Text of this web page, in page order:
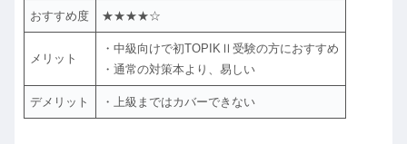
おすすめ度 ★★★★☆
メリット
・中級向けで初TOPIKⅡ受験の方におすすめ
・通常の対策本より、易しい
デメリット ・上級まではカバーできない